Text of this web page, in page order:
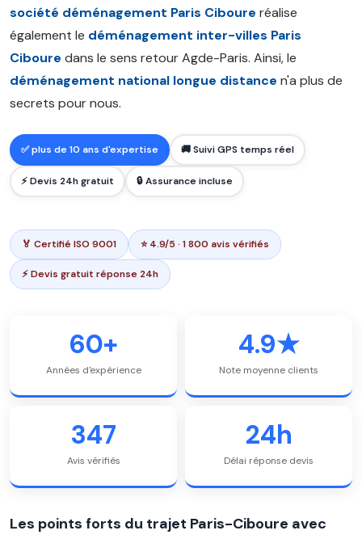
société déménagement Paris Ciboure réalise
également le déménagement inter-villes Paris
Ciboure dans le sens retour Agde-Paris. Ainsi, le
déménagement national longue distance n'a plus de
secrets pour nous.
✅ plus de 10 ans d'expertise 🚚 Suivi GPS temps réel
⚡ Devis 24h gratuit 🔒 Assurance incluse
🏅 Certifié ISO 9001 ⭐ 4.9/5 · 1 800 avis vérifiés
⚡ Devis gratuit réponse 24h
60+
Années d'expérience
4.9★
Note moyenne clients
347
Avis vérifiés
24h
Délai réponse devis
Les points forts du trajet Paris-Ciboure avec